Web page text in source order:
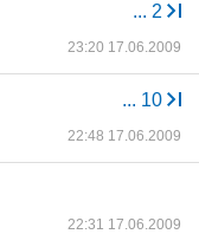
... 2
23:20 17.06.2009
... 10
22:48 17.06.2009
22:31 17.06.2009